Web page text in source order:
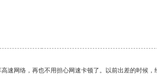
网络，再也不用担心网速卡顿了。以前出差的时候